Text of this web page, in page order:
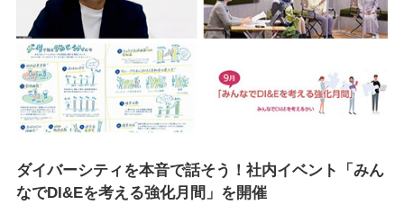
ダイバーシティを本音で話そう！社内イベント「みん
なでDI&Eを考える強化月間」を開催